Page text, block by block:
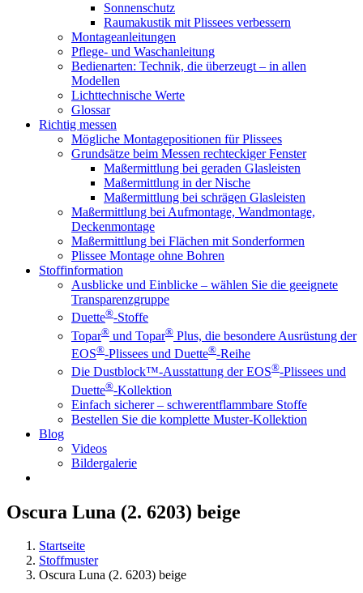
Sonnenschutz
Raumakustik mit Plissees verbessern
Montageanleitungen
Pflege- und Waschanleitung
Bedienarten: Technik, die überzeugt – in allen
Modellen
Lichttechnische Werte
Glossar
Richtig messen
Mögliche Montagepositionen für Plissees
Grundsätze beim Messen rechteckiger Fenster
Maßermittlung bei geraden Glasleisten
Maßermittlung in der Nische
Maßermittlung bei schrägen Glasleisten
Maßermittlung bei Aufmontage, Wandmontage,
Deckenmontage
Maßermittlung bei Flächen mit Sonderformen
Plissee Montage ohne Bohren
Stoffinformation
Ausblicke und Einblicke – wählen Sie die geeignete
Transparenzgruppe
Duette®-Stoffe
Topar® und Topar® Plus, die besondere Ausrüstung der
EOS®-Plissees und Duette®-Reihe
Die Dustblock™-Ausstattung der EOS®-Plissees und
Duette®-Kollektion
Einfach sicherer – schwerentflammbare Stoffe
Bestellen Sie die komplette Muster-Kollektion
Blog
Videos
Bildergalerie
Oscura Luna (2. 6203) beige
Startseite
Stoffmuster
Oscura Luna (2. 6203) beige